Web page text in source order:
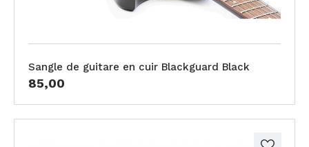
Sangle de guitare en cuir Blackguard Black
85,00